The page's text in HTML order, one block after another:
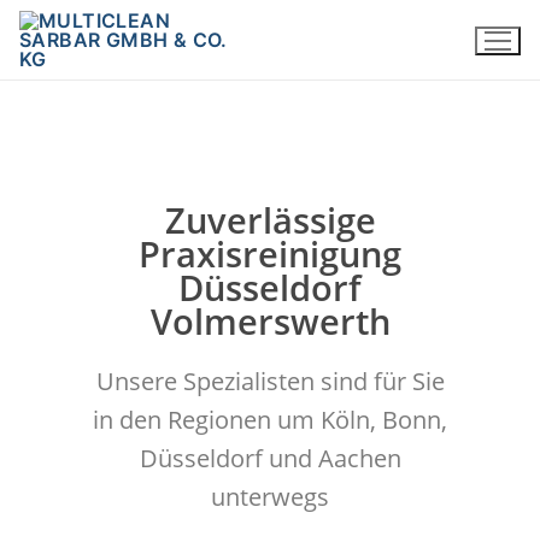
Zuverlässige
Praxisreinigung
Düsseldorf
Volmerswerth
Unsere Spezialisten sind für Sie
in den Regionen um Köln, Bonn,
Düsseldorf und Aachen
unterwegs